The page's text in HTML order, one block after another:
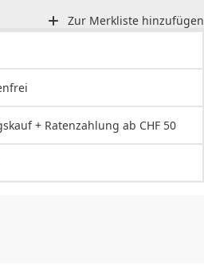
Zur Merkliste hinzufügen
+ Ratenzahlung ab CHF 50